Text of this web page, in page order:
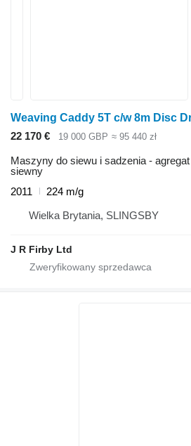
Weaving Caddy 5T c/w 8m Disc
22 170 €
19 000 GBP ≈ 95 440 zł
Maszyny do siewu i sadzenia -
siewny
2011
224 m/g
Wielka Brytania, SLINGSBY
J R Firby Ltd